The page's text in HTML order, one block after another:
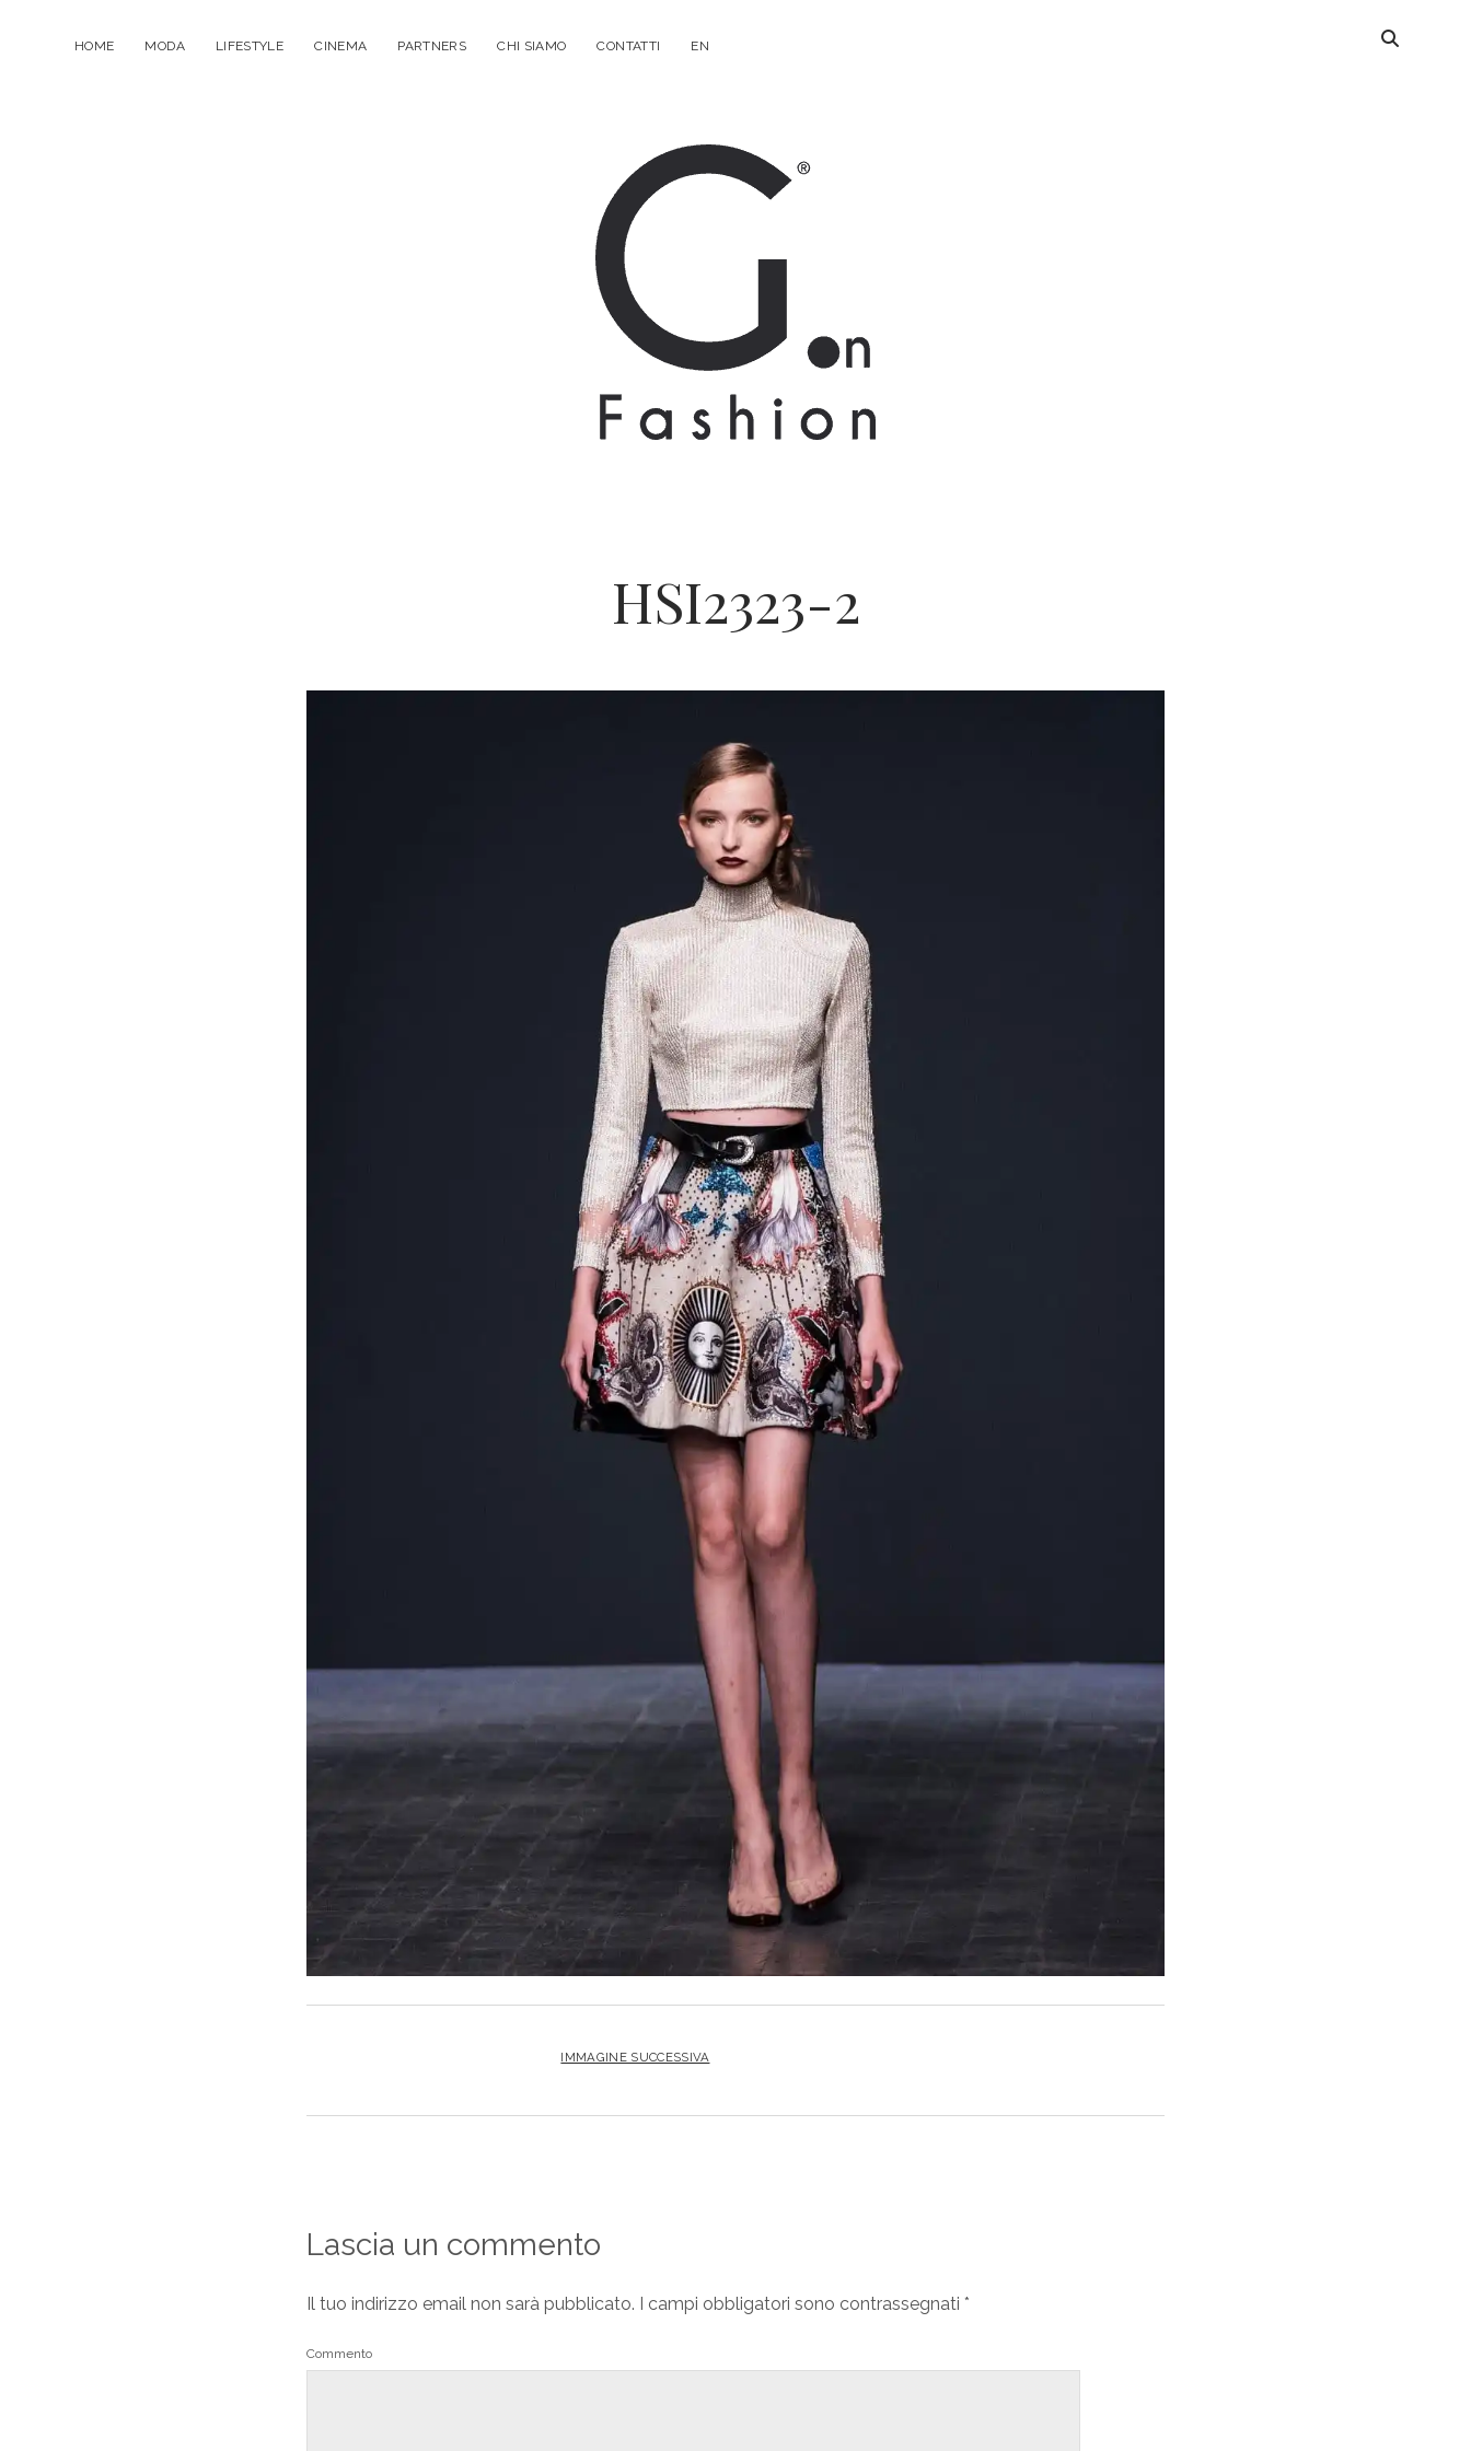
HOME MODA LIFESTYLE CINEMA PARTNERS CHI SIAMO CONTATTI EN
G.on
Fashion
Magazine
HSI2323-2
IMMAGINE SUCCESSIVA
Lascia un commento
Il tuo indirizzo email non sarà pubblicato. I campi obbligatori sono contrassegnati *
Commento